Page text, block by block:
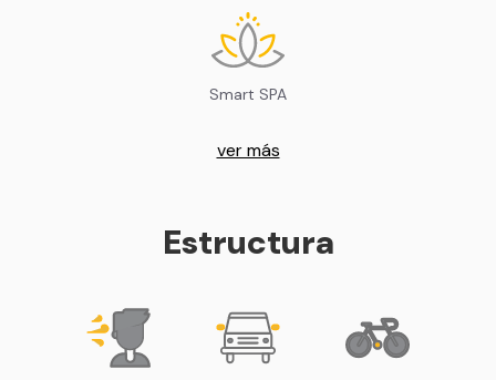
Smart SPA
ver más
Estructura